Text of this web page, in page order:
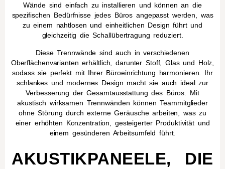
Wände sind einfach zu installieren und können an die
spezifischen Bedürfnisse jedes Büros angepasst werden, was
zu einem nahtlosen und einheitlichen Design führt und
gleichzeitig die Schallübertragung reduziert.
Diese Trennwände sind auch in verschiedenen
Oberflächenvarianten erhältlich, darunter Stoff, Glas und Holz,
sodass sie perfekt mit Ihrer Büroeinrichtung harmonieren. Ihr
schlankes und modernes Design macht sie auch ideal zur
Verbesserung der Gesamtausstattung des Büros. Mit
akustisch wirksamen Trennwänden können Teammitglieder
ohne Störung durch externe Geräusche arbeiten, was zu
einer erhöhten Konzentration, gesteigerter Produktivität und
einem gesünderen Arbeitsumfeld führt.
AKUSTIKPANEELE, DIE